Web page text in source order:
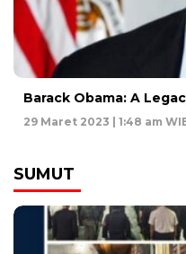
Barack Obama: A
29 Maret 2023 | 1:48 am
SUMUT